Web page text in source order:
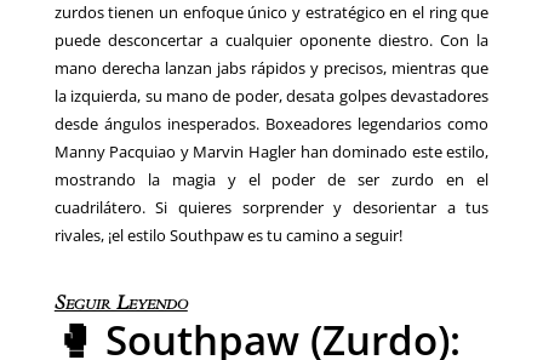
zurdos tienen un enfoque único y estratégico en el ring que
puede desconcertar a cualquier oponente diestro. Con la
mano derecha lanzan jabs rápidos y precisos, mientras que
la izquierda, su mano de poder, desata golpes devastadores
desde ángulos inesperados. Boxeadores legendarios como
Manny Pacquiao y Marvin Hagler han dominado este estilo,
mostrando la magia y el poder de ser zurdo en el
cuadrilátero. Si quieres sorprender y desorientar a tus
rivales, ¡el estilo Southpaw es tu camino a seguir!
Seguir Leyendo
🥊 Southpaw (Zurdo):